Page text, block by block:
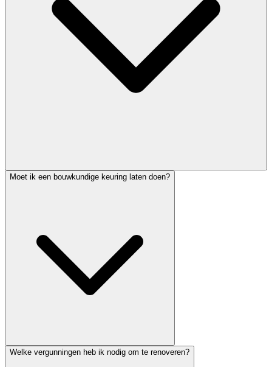
Moet ik een bouwkundige keuring laten doen?
Welke vergunningen heb ik nodig om te renoveren?